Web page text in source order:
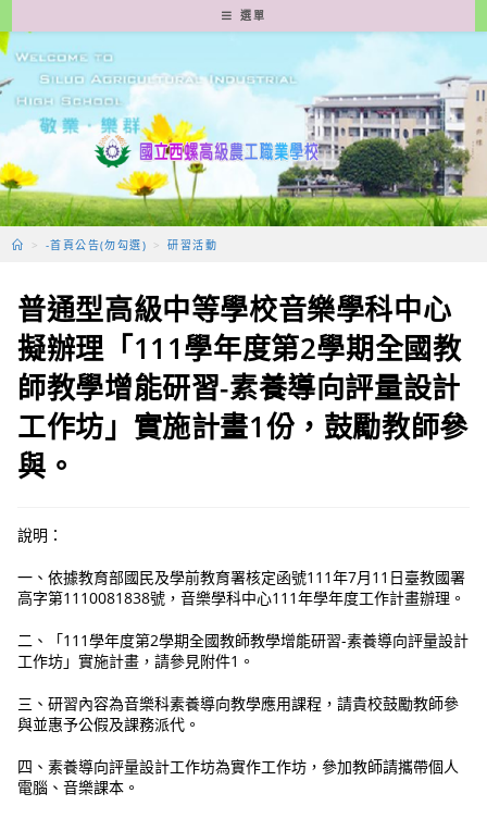
轉
至
要
容
選單
> -首頁公告(勿勾選) > 研習活動
普通型高級中等學校音樂學科中心
擬辦理「111學年度第2學期全國教
師教學增能研習-素養導向評量設計
工作坊」實施計畫1份，鼓勵教師參
與。
說明：
一、依據教育部國民及學前教育署核定函號111年7月11日臺教國署
高字第1110081838號，音樂學科中心111年學年度工作計畫辦理。
二、「111學年度第2學期全國教師教學增能研習-素養導向評量設計
工作坊」實施計畫，請參見附件1。
三、研習內容為音樂科素養導向教學應用課程，請貴校鼓勵教師參
與並惠予公假及課務派代。
四、素養導向評量設計工作坊為實作工作坊，參加教師請攜帶個人
電腦、音樂課本。